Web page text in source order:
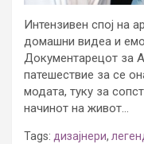
Интензивен спој на
домашни видеа и
Документарецот за
патешествие за се
модата, туку за
начинот на живот…
Tags: дизајнери,